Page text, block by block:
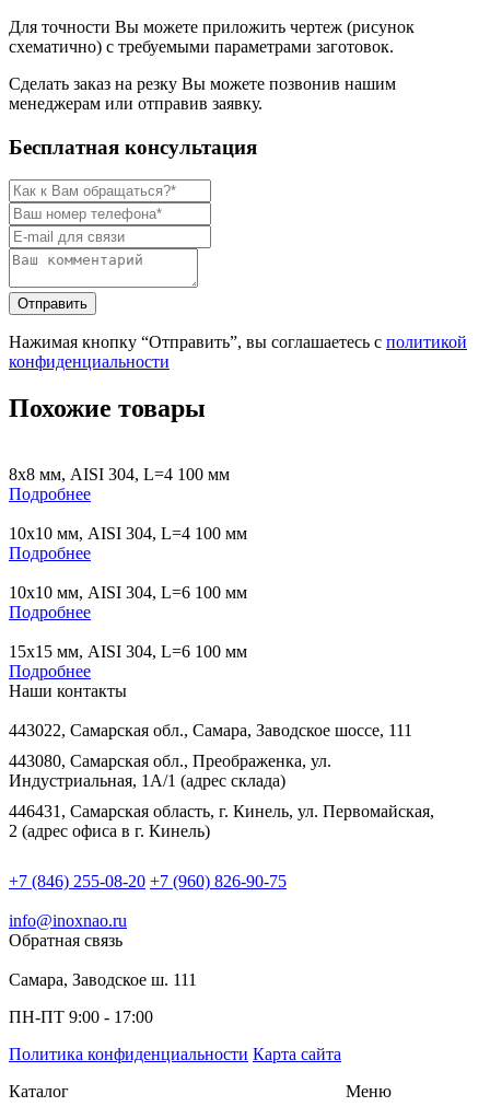
Для точности Вы можете приложить чертеж (рисунок
схематично) с требуемыми параметрами заготовок.
Сделать заказ на резку Вы можете позвонив нашим
менеджерам или отправив заявку.
Бесплатная консультация
Нажимая кнопку “Отправить”, вы соглашаетесь с политикой
конфиденциальности
Похожие товары
8х8 мм, AISI 304, L=4 100 мм
Подробнее
10х10 мм, AISI 304, L=4 100 мм
Подробнее
10х10 мм, AISI 304, L=6 100 мм
Подробнее
15х15 мм, AISI 304, L=6 100 мм
Подробнее
Наши контакты
443022, Самарская обл., Самара, Заводское шоссе, 111
443080, Самарская обл., Преображенка, ул.
Индустриальная, 1А/1 (адрес склада)
446431, Самарская область, г. Кинель, ул. Первомайская,
2 (адрес офиса в г. Кинель)
+7 (846) 255-08-20 +7 (960) 826-90-75
info@inoxnao.ru
Обратная связь
Самара, Заводское ш. 111
ПН-ПТ 9:00 - 17:00
Политика конфиденциальности Карта сайта
Каталог
Меню